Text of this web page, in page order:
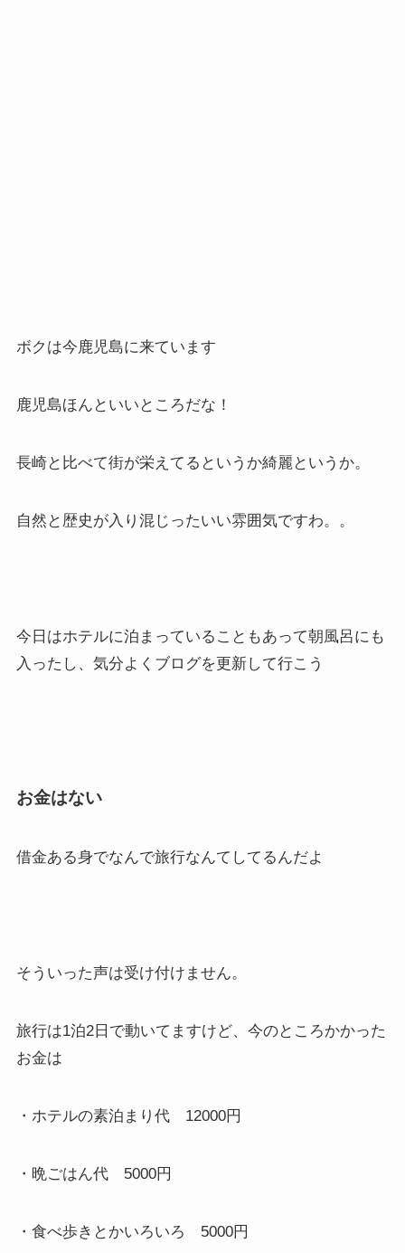
ボクは今鹿児島に来ています
鹿児島ほんといいところだな！
長崎と比べて街が栄えてるというか綺麗というか。
自然と歴史が入り混じったいい雰囲気ですわ。。
今日はホテルに泊まっていることもあって朝風呂にも
入ったし、気分よくブログを更新して行こう
お金はない
借金ある身でなんで旅行なんてしてるんだよ
そういった声は受け付けません。
旅行は1泊2日で動いてますけど、今のところかかった
お金は
・ホテルの素泊まり代 12000円
・晩ごはん代 5000円
・食べ歩きとかいろいろ 5000円